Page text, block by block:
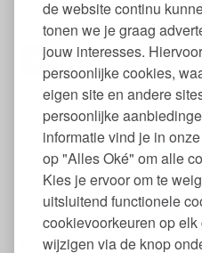
de website continu
tonen we je graag
jouw interesses.
persoonlijke cookies,
eigen site en andere
persoonlijke
informatie vind je in
op "Alles Oké" om alle
Kies je ervoor om te
uitsluitend functionele
cookievoorkeuren op
wijzigen via de knop
RVS Thermosfles Lekdicht met
RVS Thermosfles Lekdicht met